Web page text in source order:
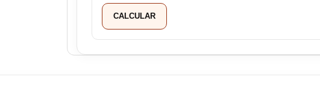
CALCULAR